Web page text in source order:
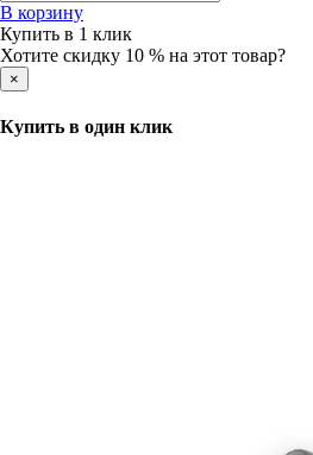
В корзину
Купить в 1 клик
Хотите скидку 10 % на этот товар?
×
Купить в один клик